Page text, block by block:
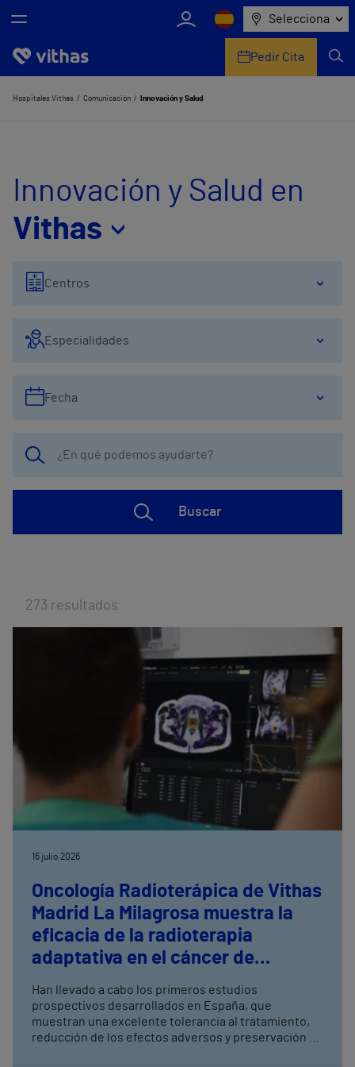
Selecciona
Nosotros
Comunicación
Pedir Cita
Hospitales Vithas Comunicación Innovación y Salud
Innovación y Salud en
Vithas
Centros
Especialidades
Fecha
Buscar
273 resultados
16 julio 2026
Oncología Radioterápica de Vithas
Madrid La Milagrosa muestra la
eficacia de la radioterapia
adaptativa en el cáncer de
próstata
Han llevado a cabo los primeros estudios
prospectivos desarrollados en España, que
muestran una excelente tolerancia al tratamiento,
reducción de los efectos adversos y preservación de